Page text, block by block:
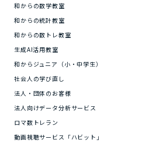
和からの数学教室
和からの統計教室
和からの数トレ教室
生成AI活用教室
和からジュニア（小・中学生）
社会人の学び直し
法人・団体のお客様
法人向けデータ分析サービス
ロマ数トレラン
動画視聴サービス「ハビット」